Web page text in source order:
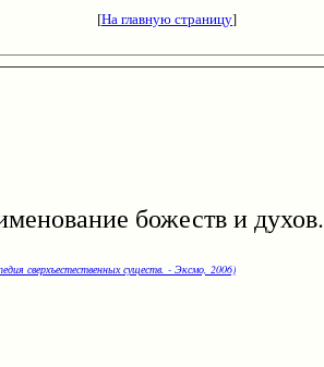
[На главную страницу]
божеств и духов.
сверхъестественных существ. - Эксмо, 2006)